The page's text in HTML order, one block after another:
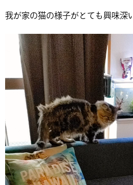
我が家の猫の様子がとても興味深
レ
ー